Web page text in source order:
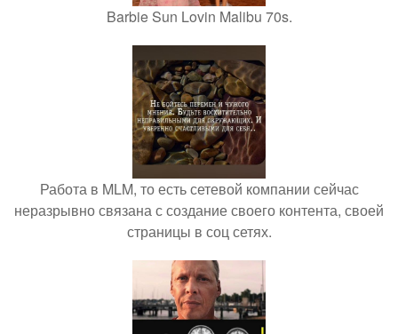
Barbie Sun Lovin Malibu 70s.
Работа в MLM, то есть сетевой компании сейчас
неразрывно связана с создание своего контента, своей
страницы в соц сетях.